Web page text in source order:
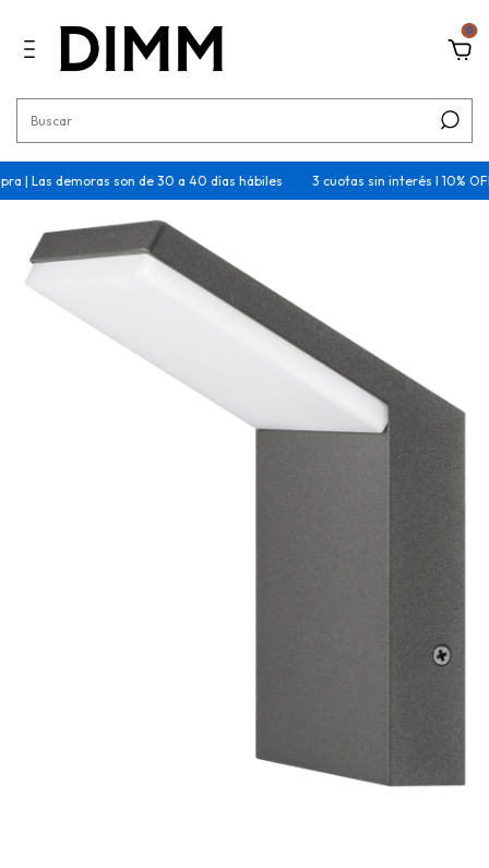
0
demoras son de 30 a 40 días hábiles 3 cuotas sin interés I 10% OFF